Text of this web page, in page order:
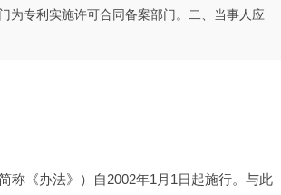
为专利实施许可合同备案部门。二、当事人应
称《办法》）自2002年1月1日起施行。与此